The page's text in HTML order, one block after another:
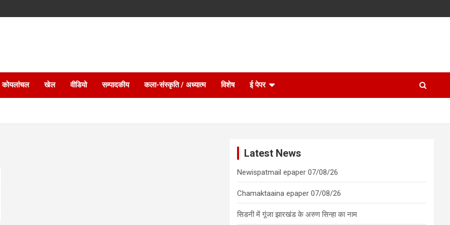
कोयलांचल खेल वीडियो सम्पादकीय कला-संस्कृति / अध्यात्म विशेष ई पेपर
Latest News
Newispatmail epaper 07/08/26
Chamaktaaina epaper 07/08/26
सिडनी में गूंजा झारखंड के अरुण सिन्हा का नाम